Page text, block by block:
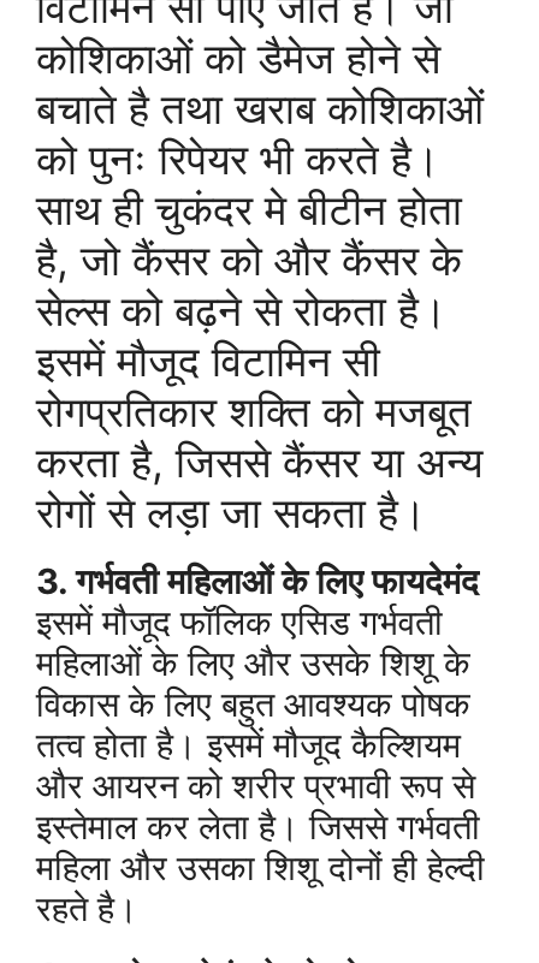
कोशिकाओं को डैमेज होने से
बचाते है तथा खराब कोशिकाओं
को पुनः रिपेयर भी करते है।
साथ ही चुकंदर मे बीटीन होता
है, जो कैंसर को और कैंसर के
सेल्स को बढ़ने से रोकता है।
इसमें मौजूद विटामिन सी
रोगप्रतिकार शक्ति को मजबूत
करता है, जिससे कैंसर या अन्य
रोगों से लड़ा जा सकता है।
3. गर्भवती महिलाओं के लिए फायदेमंद
इसमें मौजूद फॉलिक एसिड गर्भवती
महिलाओं के लिए और उसके शिशू के
विकास के लिए बहुत आवश्यक पोषक
तत्व होता है। इसमें मौजूद कैल्शियम
और आयरन को शरीर प्रभावी रूप से
इस्तेमाल कर लेता है। जिससे गर्भवती
महिला और उसका शिशू दोनों ही हेल्दी
रहते है।